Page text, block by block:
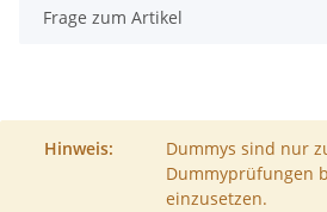
Frage zum Artikel
Hinweis:
Dummys sind nur
Dummyprüfungen
einzusetzen.